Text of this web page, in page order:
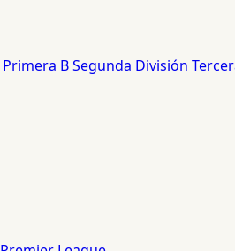
Primera BSegunda División